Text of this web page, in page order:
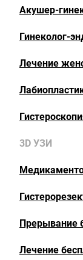
Акушер-
Гинеколог-
Лечение
3D УЗИ
Прерывание
Лечение